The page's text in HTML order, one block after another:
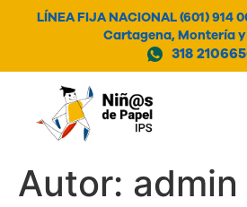
LÍNEA FIJA NACIONAL (601) 914
Cartagena, Montería
318
Autor: admin